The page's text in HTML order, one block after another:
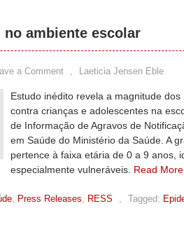
ambiente escolar
a Comment , Laeticia Jensen Eble
Estudo inédito revela a magnitude
contra crianças e adolescentes na
de Informação de Agravos de
em Saúde do Ministério da Saúde. A
pertence à faixa etária de 0 a 9 anos,
especialmente vulneráveis. Read
, Press Releases, RESS , Tagged: